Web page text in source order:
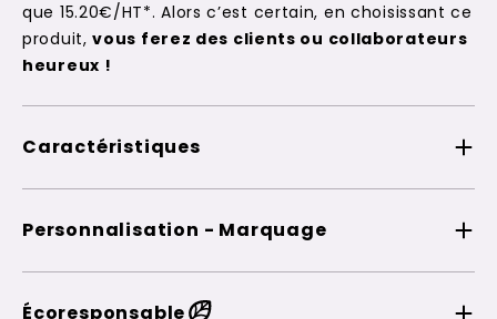
que 15.20€/HT*. Alors c’est certain, en choisissant ce
produit,vous ferez des clients ou collaborateurs
heureux !
Caractéristiques
Personnalisation - Marquage
Écoresponsable